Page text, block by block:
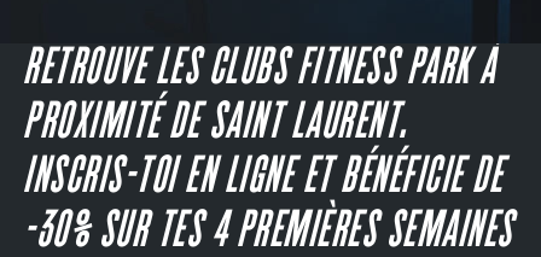
CTA
JE M'INSCRIS
RETROUVE LES CLUBS FITNESS PARK À
PROXIMITÉ DE SAINT LAURENT.
INSCRIS-TOI EN LIGNE ET BÉNÉFICIE DE
-30% SUR TES 4 PREMIÈRES SEMAINES